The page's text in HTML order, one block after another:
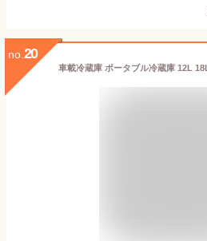
no. 20